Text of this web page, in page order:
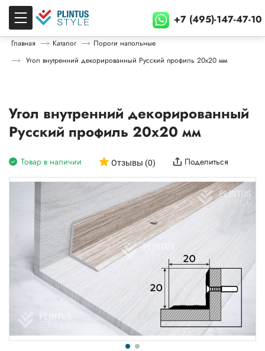
+7 (495)-147-47-10
Главная Каталог
Пороги напольные
Угол внутренний декорированный Русский профиль 20х20 мм
Угол внутренний декорированный
Русский профиль 20х20 мм
Товар в наличии Отзывы (0) Поделиться